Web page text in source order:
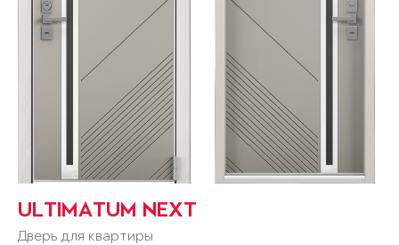
ULTIMATUM NEXT
Дверь для квартиры